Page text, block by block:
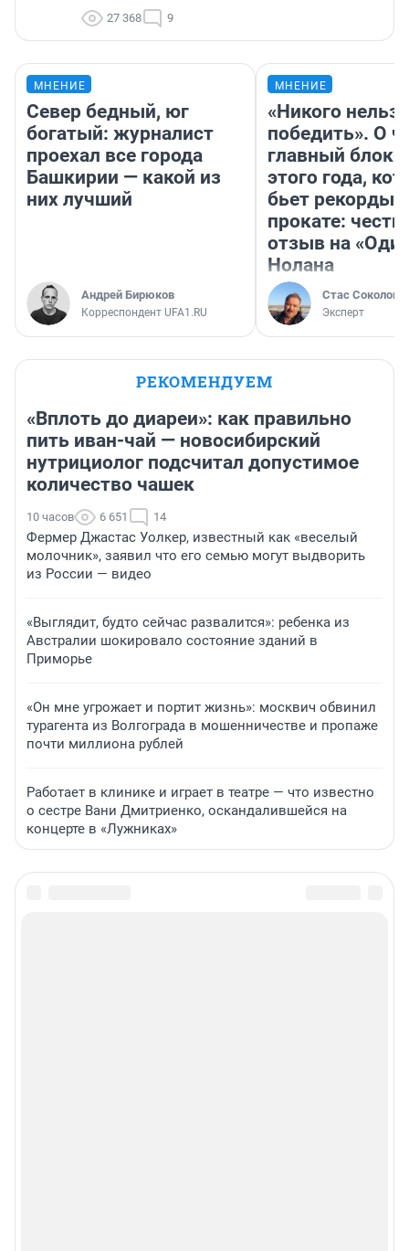
27 368 9
МНЕНИЕ
Север бедный, юг
богатый: журналист
проехал все города
Башкирии — какой из
них лучший
Андрей Бирюков
Корреспондент UFA1.RU
МНЕНИЕ
«Никого нельзя
победить». О
главный
этого года,
бьет рекорды в
прокате:
отзыв на
Нолана
Стас Соколов
Эксперт
РЕКОМЕНДУЕМ
«Вплоть до диареи»: как правильно
пить иван-чай — новосибирский
нутрициолог подсчитал допустимое
количество чашек
10 часов 6 651 14
Фермер Джастас Уолкер, известный как «веселый
молочник», заявил что его семью могут выдворить
из России — видео
«Выглядит, будто сейчас развалится»: ребенка из
Австралии шокировало состояние зданий в
Приморье
«Он мне угрожает и портит жизнь»: москвич обвинил
турагента из Волгограда в мошенничестве и пропаже
почти миллиона рублей
Работает в клинике и играет в театре — что известно
о сестре Вани Дмитриенко, оскандалившейся на
концерте в «Лужниках»